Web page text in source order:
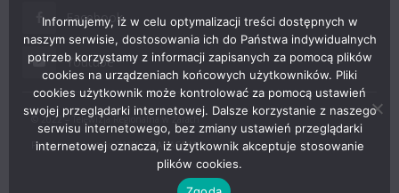
Facebook
Youtube
© 2022 – Telewizja Regionalna w Żarach
Projektowanie stron WWW –RAGACOM
Informujemy, iż w celu optymalizacji treści dostępnych w
naszym serwisie, dostosowania ich do Państwa indywidualnych
potrzeb korzystamy z informacji zapisanych za pomocą plików
cookies na urządzeniach końcowych użytkowników. Pliki
cookies użytkownik może kontrolować za pomocą ustawień
swojej przeglądarki internetowej. Dalsze korzystanie z naszego
serwisu internetowego, bez zmiany ustawień przeglądarki
internetowej oznacza, iż użytkownik akceptuje stosowanie
plików cookies.